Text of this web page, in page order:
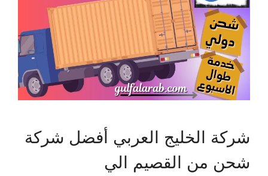
شركة الخليج العربي أفضل شركة
شحن من القصيم الي